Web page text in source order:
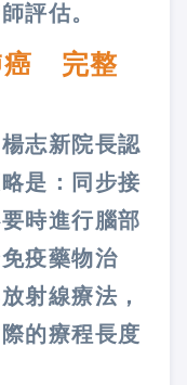
評估。
癌 完整
志新院長認
是：同步接
時進行腦部
疫藥物治
射線療法，
的療程長度